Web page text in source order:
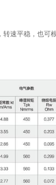
速平稳，也可